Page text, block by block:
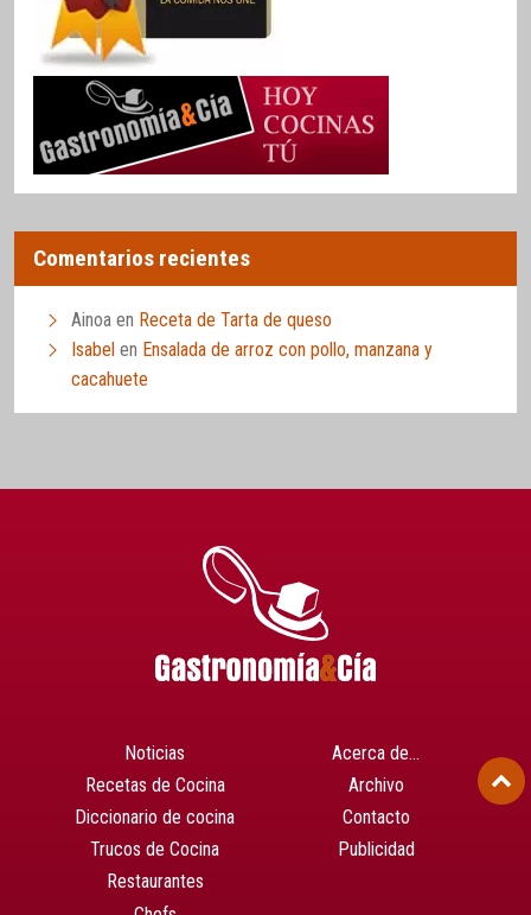
Comentarios recientes
Ainoa en Receta de Tarta de queso
Isabel en Ensalada de arroz con pollo, manzana y
cacahuete
Noticias
Recetas de Cocina
Diccionario de cocina
Trucos de Cocina
Restaurantes
Acerca de…
Archivo
Contacto
Publicidad